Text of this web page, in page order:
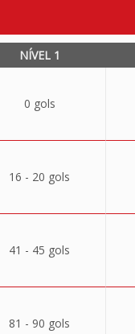
NÍVEL 1
0 gols
16 - 20 gols
41 - 45 gols
81 - 90 gols